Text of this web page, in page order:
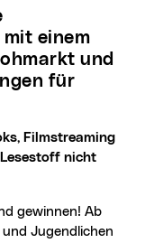
einem
und
für
nicht
und Jugendlichen